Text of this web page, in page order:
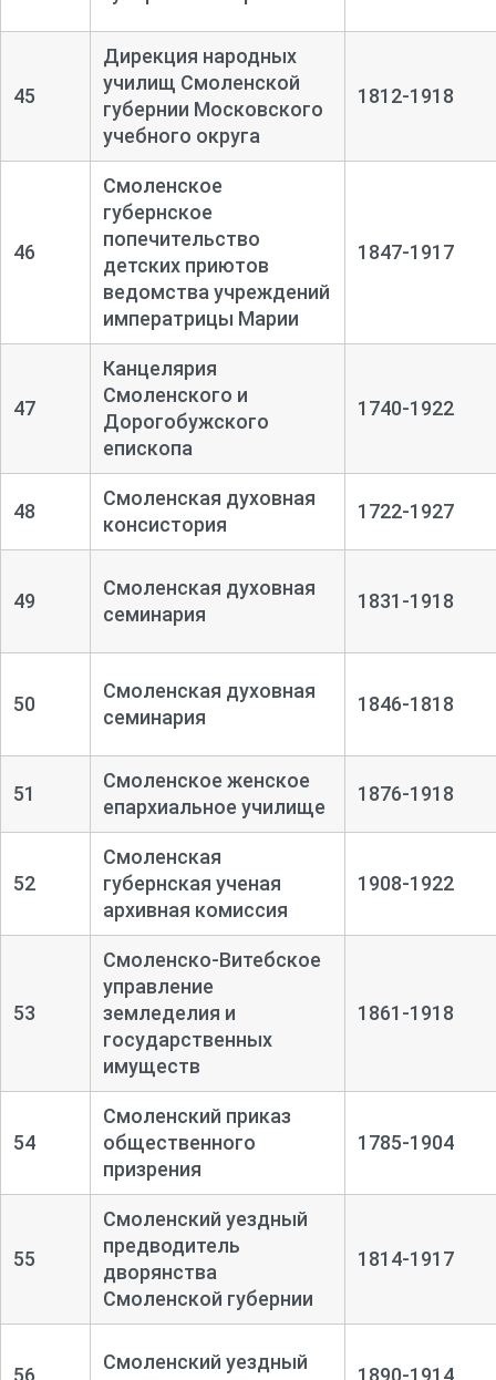
45
Дирекция народных
училищ Смоленской
губернии Московского
учебного округа
1812-1918
46
Смоленское
губернское
попечительство
детских приютов
ведомства учреждений
императрицы Марии
1847-1917
47
Канцелярия
Смоленского и
Дорогобужского
епископа
1740-1922
48
Смоленская духовная
консистория
1722-1927
49
Смоленская духовная
семинария
1831-1918
50
Смоленская духовная
семинария
1846-1818
51
Смоленское женское
епархиальное училище
1876-1918
52
Смоленская
губернская ученая
архивная комиссия
1908-1922
53
Смоленско-Витебское
управление
земледелия и
государственных
имуществ
1861-1918
54
Смоленский приказ
общественного
призрения
1785-1904
55
Смоленский уездный
предводитель
дворянства
Смоленской губернии
1814-1917
56
Смоленский уездный
1890-1914